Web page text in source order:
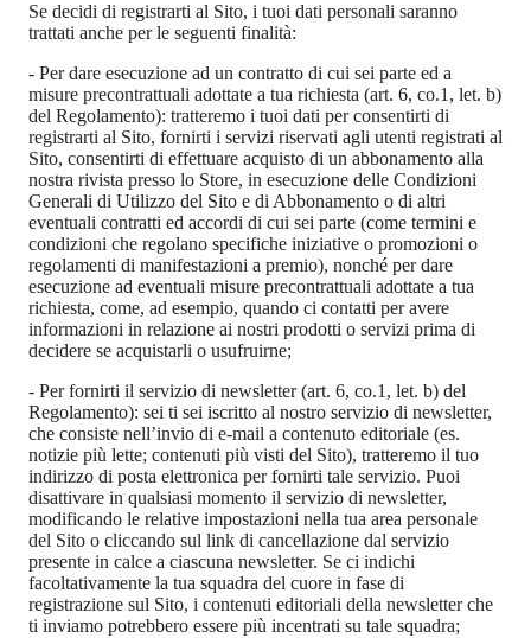
Se decidi di registrarti al Sito, i tuoi dati personali saranno
trattati anche per le seguenti finalità:
- Per dare esecuzione ad un contratto di cui sei parte ed a
misure precontrattuali adottate a tua richiesta (art. 6, co.1, let. b)
del Regolamento): tratteremo i tuoi dati per consentirti di
registrarti al Sito, fornirti i servizi riservati agli utenti registrati al
Sito, consentirti di effettuare acquisto di un abbonamento alla
nostra rivista presso lo Store, in esecuzione delle Condizioni
Generali di Utilizzo del Sito e di Abbonamento o di altri
eventuali contratti ed accordi di cui sei parte (come termini e
condizioni che regolano specifiche iniziative o promozioni o
regolamenti di manifestazioni a premio), nonché per dare
esecuzione ad eventuali misure precontrattuali adottate a tua
richiesta, come, ad esempio, quando ci contatti per avere
informazioni in relazione ai nostri prodotti o servizi prima di
decidere se acquistarli o usufruirne;
- Per fornirti il servizio di newsletter (art. 6, co.1, let. b) del
Regolamento): sei ti sei iscritto al nostro servizio di newsletter,
che consiste nell’invio di e-mail a contenuto editoriale (es.
notizie più lette; contenuti più visti del Sito), tratteremo il tuo
indirizzo di posta elettronica per fornirti tale servizio. Puoi
disattivare in qualsiasi momento il servizio di newsletter,
modificando le relative impostazioni nella tua area personale
del Sito o cliccando sul link di cancellazione dal servizio
presente in calce a ciascuna newsletter. Se ci indichi
facoltativamente la tua squadra del cuore in fase di
registrazione sul Sito, i contenuti editoriali della newsletter che
ti inviamo potrebbero essere più incentrati su tale squadra;